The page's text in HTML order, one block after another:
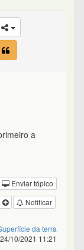
a
Enviar tópico
Notificar
da terra
10/2021 11:21